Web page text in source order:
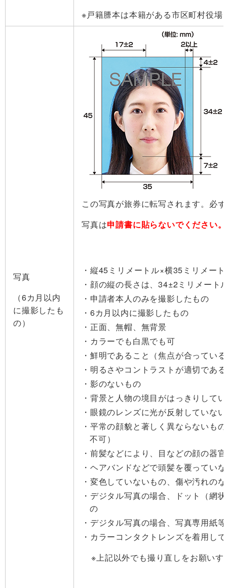
※戸籍謄本は本籍がある市区町村役
写真
（6カ月以内
に撮影したも
の）
この写真が旅券に転写されます。必
写真は申請書に貼らないでください。
縦45ミリメートル×横35ミリメー
顔の縦の長さは、34±2ミリメート
申請者本人のみを撮影したもの
6カ月以内に撮影したもの
正面、無帽、無背景
カラーでも白黒でも可
鮮明であること（焦点が合ってい
明るさやコントラストが適切であ
影のないもの
背景と人物の境目がはっきりして
眼鏡のレンズに光が反射していな
平常の顔貌と著しく異ならないも
不可）
前髪などにより、目などの顔の器
ヘアバンドなどで頭髪を覆ってい
変色していないもの、傷や汚れの
デジタル写真の場合、ドット（網
の
デジタル写真の場合、写真専用紙
カラーコンタクトレンズを着用し
※上記以外でも撮り直しをお願いす